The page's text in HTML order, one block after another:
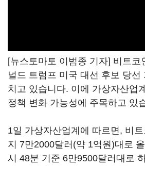
[뉴스토마토 이범종 기자] 비트코
널드 트럼프 미국 대선 후보 당선
치고 있습니다. 이에 가상자산업
정책 변화 가능성에 주목하고 있
1일 가상자산업계에 따르면, 비
지 7만2000달러(약 1억원)대로
시 48분 기준 6만9500달러대로